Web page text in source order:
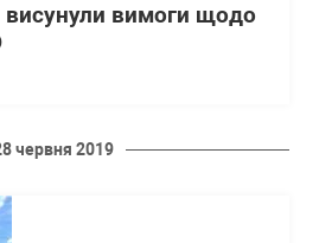
висунули вимоги щодо
червня 2019